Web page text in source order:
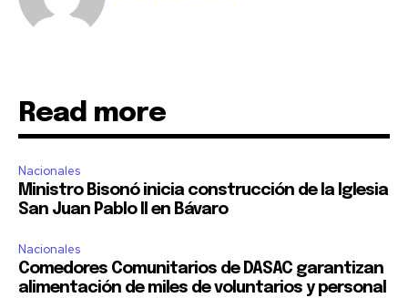
Read more
Nacionales
Ministro Bisonó inicia construcción de la Iglesia
San Juan Pablo II en Bávaro
Nacionales
Comedores Comunitarios de DASAC garantizan
alimentación de miles de voluntarios y personal